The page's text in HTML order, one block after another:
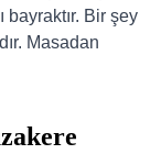
bayraktır. Bir şey
Masadan